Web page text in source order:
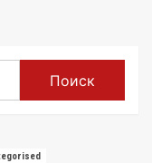
Поиск